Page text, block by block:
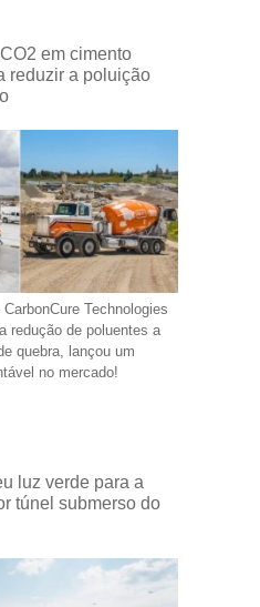
em cimento
reduzir a poluição
Technologies
redução de poluentes a
quebra, lançou um
no mercado!
luz verde para a
túnel submerso do